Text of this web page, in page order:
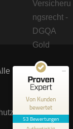
Rechte
Von Kunden
bewertet
53 Bewertungen
100%
ProvenExpert.com
14
Bewertungen auf
ProvenExpert.com
Profil werfen